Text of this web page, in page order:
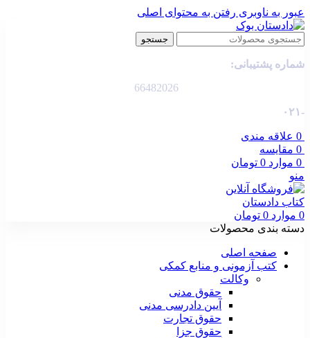
عبور به ناوبری رفتن به محتوای اصلی
جستجو
شماره پشتیبانی:
66482026
-۰۲۱
0 علاقه مندی
0 مقایسه
0 موارد 0 تومان
منو
0 موارد 0 تومان
دسته بندی محصولات
صفحه اصلی
کتب آزمونی و منابع کمکی
وکالت
حقوق مدنی
آیین دادرسی مدنی
حقوق تجارت
حقوق جزا